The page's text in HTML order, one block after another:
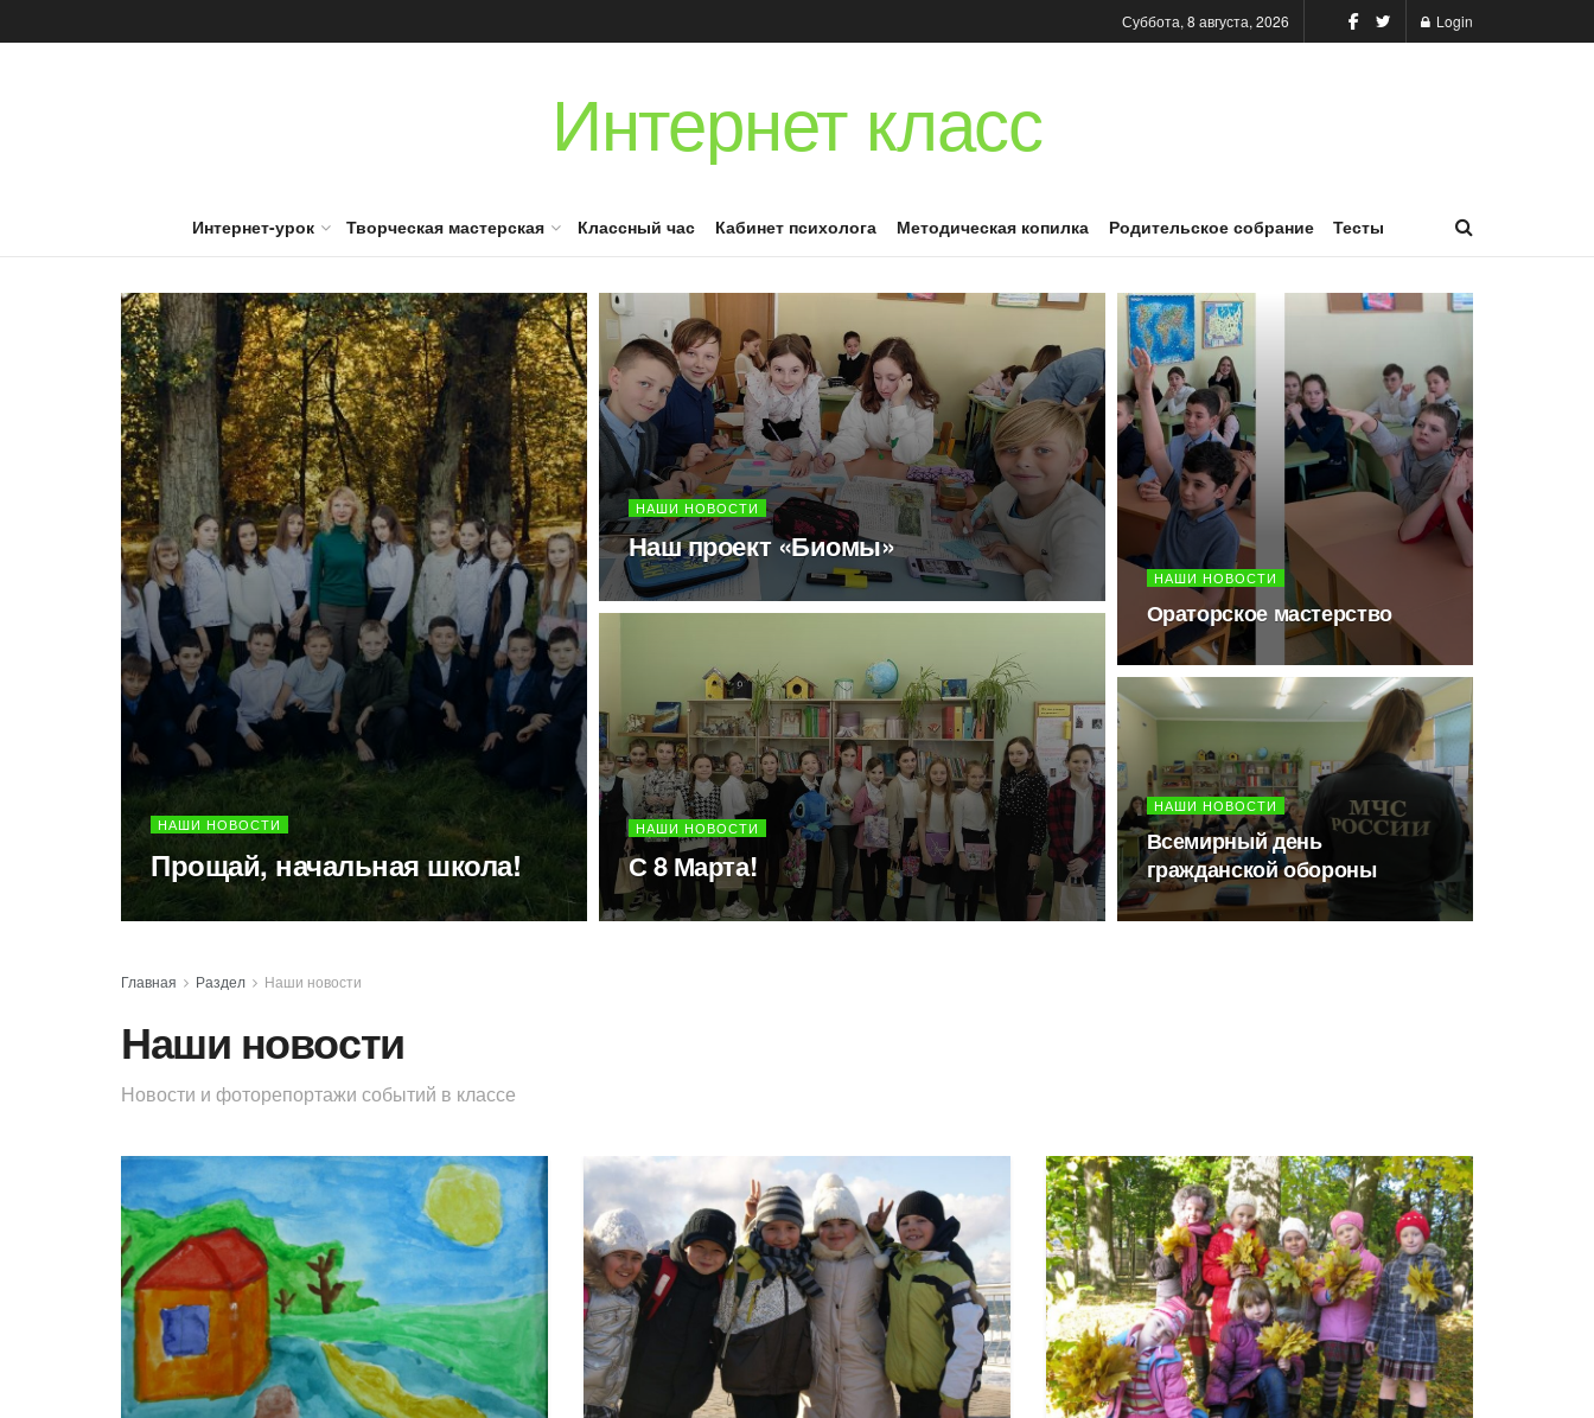
Суббота, 8 августа, 2026 Login
Интернет класс
Интернет-урок Творческая мастерская Классный час Кабинет психолога Методическая копилка Родительское собрание Тесты
НАШИ НОВОСТИ
Прощай, начальная школа!
НАШИ НОВОСТИ
Наш проект «Биомы»
НАШИ НОВОСТИ
С 8 Марта!
НАШИ НОВОСТИ
Ораторское мастерство
НАШИ НОВОСТИ
Всемирный день
гражданской обороны
Главная Раздел Наши новости
Наши новости
Новости и фоторепортажи событий в классе